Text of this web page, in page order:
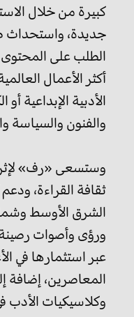
كبيرة من خلال
جديدة، واستحداث
الطلب على
أكثر الأعمال
الأدبية الإبداعية
والفنون والسياسة
وستسعى «رف»
ثقافة القراءة،
الشرق الأوسط
ورؤى وأصوات
عبر استثمارها في
المعاصرين، إضافة
وكلاسيكيات الأدب